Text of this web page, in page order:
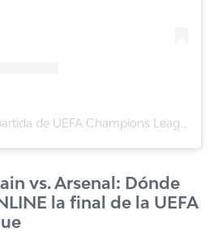
vs. Arsenal: Dónde
la final de la UEFA